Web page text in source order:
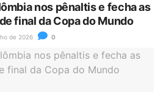
nos pênaltis e fecha as
final da Copa do Mundo
de 2026 0